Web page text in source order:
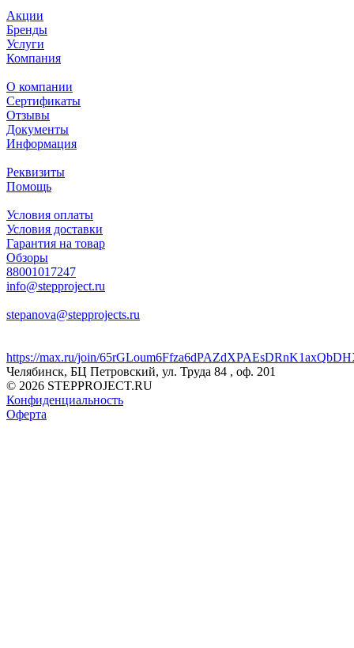
Акции
Бренды
Услуги
Компания
О компании
Сертификаты
Отзывы
Документы
Информация
Реквизиты
Помощь
Условия оплаты
Условия доставки
Гарантия на товар
Обзоры
88001017247
info@stepproject.ru
stepanova@stepprojects.ru
https://max.ru/join/
Челябинск, БЦ Петровский, ул. Труда 84 , оф. 201
© 2026 STEPPROJECT.RU
Конфиденциальность
Оферта